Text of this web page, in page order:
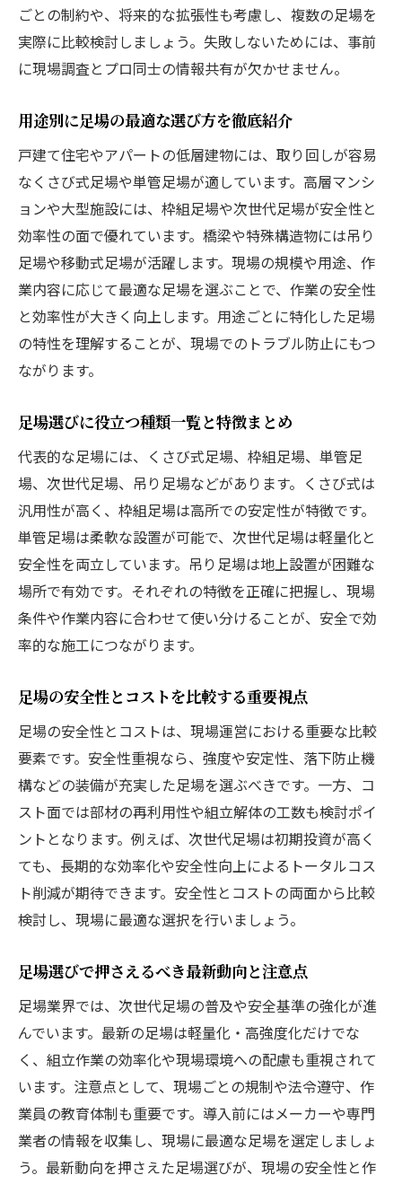
安全性を高める足場選びの基礎知識まとめ
足場の安全性を比較するための注目ポイン
ト
安全な足場選びに必要なチェック項目とは
足場の種類ごとに異なる安全対策の実践法
現場の安全を守るための足場知識を深める
足場の安全基準と最新法令のポイント解説
次世代足場と従来型の違いを知るメリット
次世代足場と従来型足場の違いを詳しく比
較
足場 次世代足場 ランキングから見る選択傾
向
ビケ足場と次世代足場それぞれの特徴紹介
新旧足場比較で分かる業界の最新トレンド
現場の効率化に役立つ次世代足場の強み
足場職人が高収入な理由と現場の実態
足場職人が高収入を得る理由を徹底解説
足場職人の年収と現場の実態を比較分析
足場 一人親方の働き方と収入のポイント
高収入を実現する足場職人のキャリア形成
足場の安全性と収入の関係性を読み解く
違法にならない安全な足場作業の条件
足場無し作業が違法となるケースと注意点
安全な足場作業に必要な法令知識の基本
足場作業の違法性を防ぐためのチェック項
目
足場の種類別に守るべき安全作業手順とは
現場で違法を防ぐ足場選びの重要ポイント
足場の種類一覧で分かる最新動向と選択法
足場 種類 一覧から最新トレンドを把握する
足場選びで重視すべき種類と用途の違い
図解で理解する足場の種類と特徴まとめ
足場 選択時に迷わないための比較ポイント
各種足場の導入事例と最新動向を紹介
今注目の足場と選び方の実践的アドバイス
ごとの制約や、将来的な拡張性も考慮し、複数の足場を
実際に比較検討しましょう。失敗しないためには、事前
に現場調査とプロ同士の情報共有が欠かせません。
用途別に足場の最適な選び方を徹底紹介
戸建て住宅やアパートの低層建物には、取り回しが容易
なくさび式足場や単管足場が適しています。高層マンシ
ョンや大型施設には、枠組足場や次世代足場が安全性と
効率性の面で優れています。橋梁や特殊構造物には吊り
足場や移動式足場が活躍します。現場の規模や用途、作
業内容に応じて最適な足場を選ぶことで、作業の安全性
と効率性が大きく向上します。用途ごとに特化した足場
の特性を理解することが、現場でのトラブル防止にもつ
ながります。
足場選びに役立つ種類一覧と特徴まとめ
代表的な足場には、くさび式足場、枠組足場、単管足
場、次世代足場、吊り足場などがあります。くさび式は
汎用性が高く、枠組足場は高所での安定性が特徴です。
単管足場は柔軟な設置が可能で、次世代足場は軽量化と
安全性を両立しています。吊り足場は地上設置が困難な
場所で有効です。それぞれの特徴を正確に把握し、現場
条件や作業内容に合わせて使い分けることが、安全で効
率的な施工につながります。
足場の安全性とコストを比較する重要視点
足場の安全性とコストは、現場運営における重要な比較
要素です。安全性重視なら、強度や安定性、落下防止機
構などの装備が充実した足場を選ぶべきです。一方、コ
スト面では部材の再利用性や組立解体の工数も検討ポイ
ントとなります。例えば、次世代足場は初期投資が高く
ても、長期的な効率化や安全性向上によるトータルコス
ト削減が期待できます。安全性とコストの両面から比較
検討し、現場に最適な選択を行いましょう。
足場選びで押さえるべき最新動向と注意点
足場業界では、次世代足場の普及や安全基準の強化が進
んでいます。最新の足場は軽量化・高強度化だけでな
く、組立作業の効率化や現場環境への配慮も重視されて
います。注意点として、現場ごとの規制や法令遵守、作
業員の教育体制も重要です。導入前にはメーカーや専門
業者の情報を収集し、現場に最適な足場を選定しましょ
う。最新動向を押さえた足場選びが、現場の安全性と作